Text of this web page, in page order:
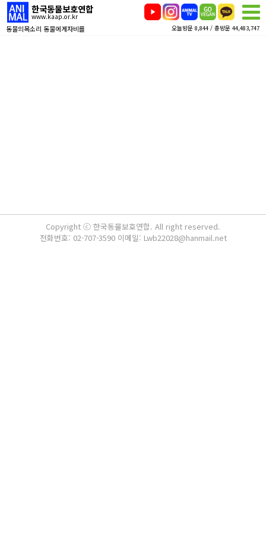
한국동물보호연합
www.kaap.or.kr
동물의목소리 동물에게자비를 오늘방문 8,844 / 총방문 44,483,747
Copyright ⓒ 한국동물보호연합. All right reserved.
전화번호: 02-707-3590 이메일: Lwb22028@hanmail.net